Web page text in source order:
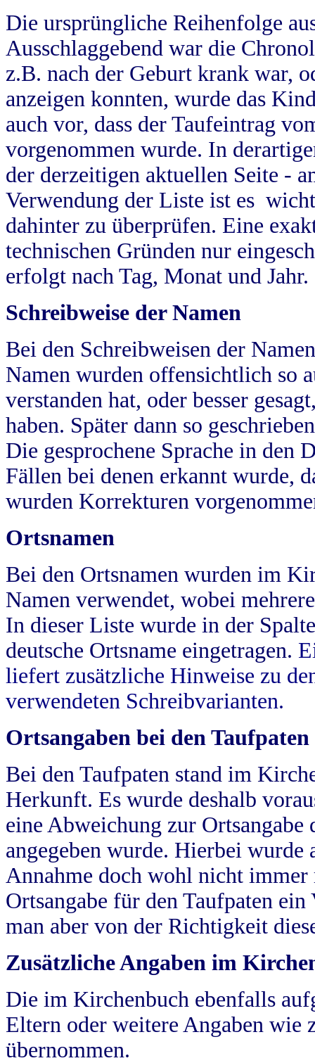
Die ursprüngliche Reihenfolge
Ausschlaggebend war die
z.B. nach der Geburt krank war,
anzeigen konnten, wurde das
auch vor, dass der Taufeintrag
vorgenommen wurde. In
der derzeitigen aktuellen Seite -
Verwendung der Liste ist es
dahinter zu überprüfen. Eine
technischen Gründen nur
erfolgt nach Tag, Monat und Jahr.
Schreibweise der Namen
Bei den Schreibweisen der
Namen wurden offensichtlich so
verstanden hat, oder besser
haben. Später dann so
Die gesprochene Sprache in
Fällen bei denen erkannt wurde,
wurden Korrekturen
Ortsnamen
Bei den Ortsnamen wurden im
Namen verwendet, wobei
In dieser Liste wurde in der
deutsche Ortsname eingetragen.
liefert zusätzliche Hinweise zu
verwendeten Schreibvarianten.
Ortsangaben bei den Taufpaten
Bei den Taufpaten stand im
Herkunft. Es wurde deshalb
eine Abweichung zur
angegeben wurde. Hierbei wurde
Annahme doch wohl nicht
Ortsangabe für den Taufpaten
man aber von der Richtigkeit
Zusätzliche Angaben im
Die im Kirchenbuch ebenfalls
Eltern oder weitere Angaben wie
übernommen.